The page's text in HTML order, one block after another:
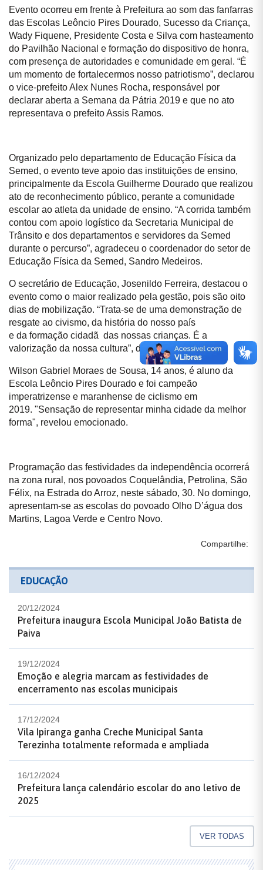
Evento ocorreu em frente à Prefeitura ao som das fanfarras
das Escolas Leôncio Pires Dourado, Sucesso da Criança,
Wady Fiquene, Presidente Costa e Silva com hasteamento
do Pavilhão Nacional e formação do dispositivo de honra,
com presença de autoridades e comunidade em geral. “É
um momento de fortalecermos nosso patriotismo”, declarou
o vice-prefeito Alex Nunes Rocha, responsável por
declarar aberta a Semana da Pátria 2019 e que no ato
representava o prefeito Assis Ramos.
Organizado pelo departamento de Educação Física da
Semed, o evento teve apoio das instituições de ensino,
principalmente da Escola Guilherme Dourado que realizou
ato de reconhecimento público, perante a comunidade
escolar ao atleta da unidade de ensino. “A corrida também
contou com apoio logístico da Secretaria Municipal de
Trânsito e dos departamentos e servidores da Semed
durante o percurso”, agradeceu o coordenador do setor de
Educação Física da Semed, Sandro Medeiros.
O secretário de Educação, Josenildo Ferreira, destacou o
evento como o maior realizado pela gestão, pois são oito
dias de mobilização. “Trata-se de uma demonstração de
resgate ao civismo, da história do nosso país
e da formação cidadã das nossas crianças. É a
valorização da nossa cultura”, destacou.
Wilson Gabriel Moraes de Sousa, 14 anos, é aluno da
Escola Leôncio Pires Dourado e foi campeão
imperatrizense e maranhense de ciclismo em
2019. "Sensação de representar minha cidade da melhor
forma", revelou emocionado.
Programação das festividades da independência ocorrerá
na zona rural, nos povoados Coquelândia, Petrolina, São
Félix, na Estrada do Arroz, neste sábado, 30. No domingo,
apresentam-se as escolas do povoado Olho D’água dos
Martins, Lagoa Verde e Centro Novo.
Compartilhe:
EDUCAÇÃO
20/12/2024
Prefeitura inaugura Escola Municipal João Batista de
Paiva
19/12/2024
Emoção e alegria marcam as festividades de
encerramento nas escolas municipais
17/12/2024
Vila Ipiranga ganha Creche Municipal Santa
Terezinha totalmente reformada e ampliada
16/12/2024
Prefeitura lança calendário escolar do ano letivo de
2025
VER TODAS